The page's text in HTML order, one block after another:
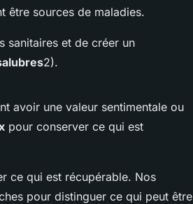
être sources de maladies.
sanitaires et de créer un
2).
avoir une valeur sentimentale ou
pour conserver ce qui est
ce qui est récupérable. Nos
pour distinguer ce qui peut être